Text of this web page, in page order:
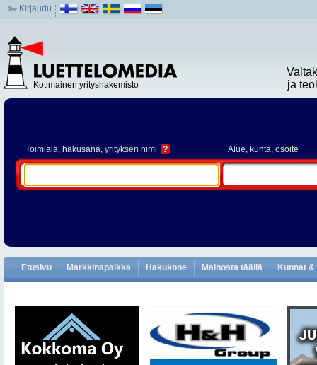
Kirjaudu
Kotimainen yrityshakemisto
ja
Toimiala, hakusana, yrityksen nimi ? Alue, kunta, osoite
Etusivu Markkinapaikka Hakukone Mainosta täällä Kunnat